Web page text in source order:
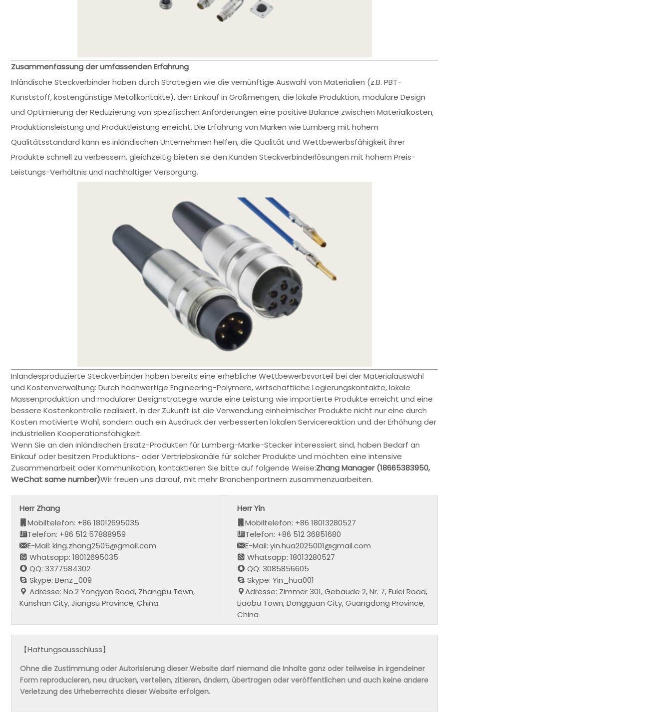
Zusammenfassung der umfassenden Erfahrung
Inländische Steckverbinder haben durch Strategien wie die vernünftige Auswahl von Materialien (z.B. PBT-
Kunststoff, kostengünstige Metallkontakte), den Einkauf in Großmengen, die lokale Produktion, modulare Design
und Optimierung der Reduzierung von spezifischen Anforderungen eine positive Balance zwischen Materialkosten,
Produktionsleistung und Produktleistung erreicht. Die Erfahrung von Marken wie Lumberg mit hohem
Qualitätsstandard kann es inländischen Unternehmen helfen, die Qualität und Wettbewerbsfähigkeit ihrer
Produkte schnell zu verbessern, gleichzeitig bieten sie den Kunden Steckverbinderlösungen mit hohem Preis-
Leistungs-Verhältnis und nachhaltiger Versorgung.
Inlandesproduzierte Steckverbinder haben bereits eine erhebliche Wettbewerbsvorteil bei der Materialauswahl
und Kostenverwaltung: Durch hochwertige Engineering-Polymere, wirtschaftliche Legierungskontakte, lokale
Massenproduktion und modularer Designstrategie wurde eine Leistung wie importierte Produkte erreicht und eine
bessere Kostenkontrolle realisiert. In der Zukunft ist die Verwendung einheimischer Produkte nicht nur eine durch
Kosten motivierte Wahl, sondern auch ein Ausdruck der verbesserten lokalen Servicereaktion und der Erhöhung der
industriellen Kooperationsfähigkeit.
Wenn Sie an den inländischen Ersatz-Produkten für Lumberg-Marke-Stecker interessiert sind, haben Bedarf an
Einkauf oder besitzen Produktions- oder Vertriebskanäle für solcher Produkte und möchten eine intensive
Zusammenarbeit oder Kommunikation, kontaktieren Sie bitte auf folgende Weise:Zhang Manager (18665383950,
WeChat same number)Wir freuen uns darauf, mit mehr Branchenpartnern zusammenzuarbeiten.
Herr Zhang
Mobiltelefon: +86 18012695035
Telefon: +86 512 57888959
E-Mail: king.zhang2505@gmail.com
Whatsapp: 18012695035
QQ: 3377584302
Skype: Benz_009
Adresse: No.2 Yongyan Road, Zhangpu Town,
Kunshan City, Jiangsu Province, China
Herr Yin
Mobiltelefon: +86 18013280527
Telefon: +86 512 36851680
E-Mail: yin.hua2025001@gmail.com
Whatsapp: 18013280527
QQ: 3085856605
Skype: Yin_hua001
Adresse: Zimmer 301, Gebäude 2, Nr. 7, Fulei Road,
Liaobu Town, Dongguan City, Guangdong Province,
China
【Haftungsausschluss】
Ohne die Zustimmung oder Autorisierung dieser Website darf niemand die Inhalte ganz oder teilweise in irgendeiner
Form reproducieren, neu drucken, verteilen, zitieren, ändern, übertragen oder veröffentlichen und auch keine andere
Verletzung des Urheberrechts dieser Website erfolgen.